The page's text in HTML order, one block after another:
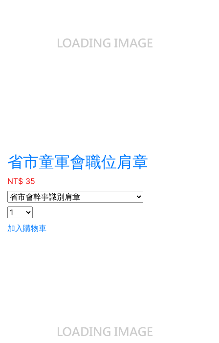
省市童軍會職位肩章
NT$ 35
加入購物車